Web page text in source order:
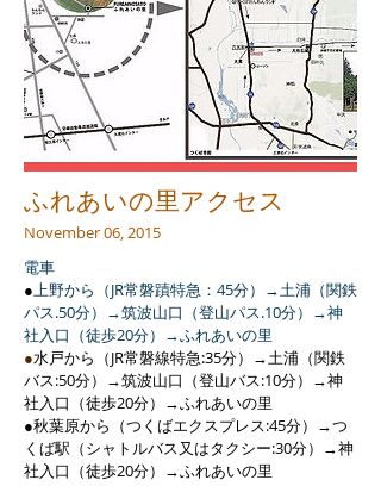
ふれあいの里アクセス
November 06, 2015
電車
●上野から（JR常磐蹟特急：45分）→土浦（関鉄
パス.50分）→筑波山口（登山パス.10分）→神
社入口（徒歩20分）→ふれあいの里
●水戸から（JR常磐線特急:35分）→土浦（関鉄
バス:50分）→筑波山口（登山バス:10分）→神
社入口（徒歩20分）→ふれあいの里
●秋葉原から（つくばエクスプレス:45分）→つ
くば駅（シャトルバス又はタクシー:30分）→神
社入口（徒歩20分）→ふれあいの里